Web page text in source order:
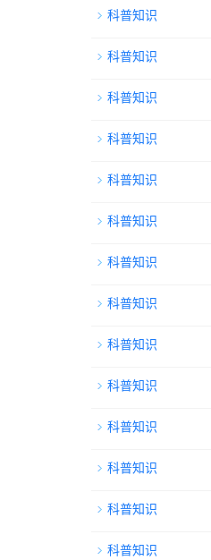
科普知识
科普知识
科普知识
科普知识
科普知识
科普知识
科普知识
科普知识
科普知识
科普知识
科普知识
科普知识
科普知识
科普知识